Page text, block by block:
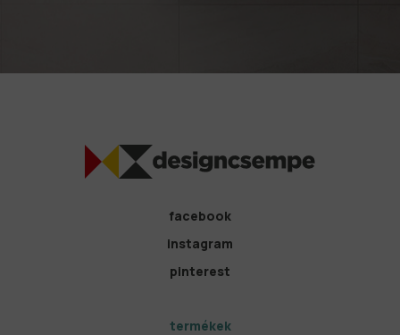
facebook
instagram
pinterest
termékek